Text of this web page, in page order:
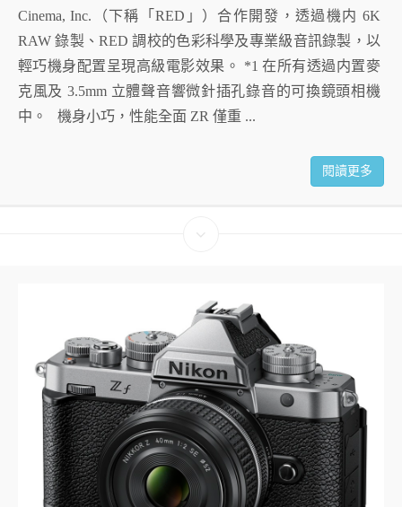
Cinema, Inc.（下稱「RED」）合作開發，透過機内 6K
RAW 錄製、RED 調校的色彩科學及專業級音訊錄製，以
輕巧機身配置呈現高級電影效果。 *1 在所有透過内置麥
克風及 3.5mm 立體聲音響微針插孔錄音的可換鏡頭相機
中。 機身小巧，性能全面 ZR 僅重 ...
閱讀更多